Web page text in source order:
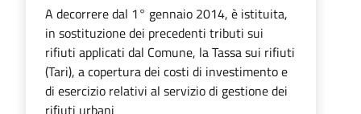
A decorrere dal 1° gennaio 2014, è istituita,
in sostituzione dei precedenti tributi sui
rifiuti applicati dal Comune, la Tassa sui rifiuti
(Tari), a copertura dei costi di investimento e
di esercizio relativi al servizio di gestione dei
rifiuti urbani